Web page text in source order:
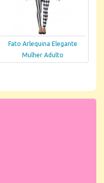
Fato Arlequina Elegante
Mulher Adulto